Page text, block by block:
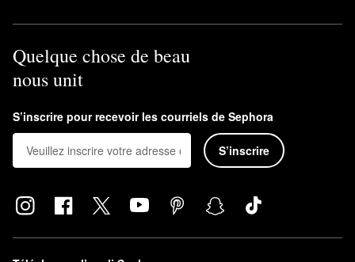
Quelque chose de beau
nous unit
S’inscrire pour recevoir les courriels de Sephora
S’inscrire